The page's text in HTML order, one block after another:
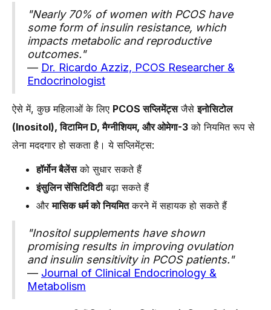
6. 🔥 सूजन (Inflammation) को कम करता है
7. ⚡ एनर्जी लेवल बढ़ाता है
🟣 PCOS के लिए सबसे असरदार सप्लिमेंट्स कौन-से हैं?
1. 🌿 Inositol – इंसुलिन कंट्रोल के लिए
2. 🐟 Omega-3 – सूजन कम करने के लिए
- 3. ☀️ Vitamin D – हॉर्मोन संतुलन के लिए
-4. 🧘‍♀️ Magnesium – स्ट्रेस कम करने के लिए
-5. 🧴 Zinc – त्वचा और बालों के लिए
6. 🦠 Probiotics – Gut Health के लिए
7. 🍃 Spearmint – एंड्रोज़न घटाने के लिए
🩺 डॉ. अंशु अग्रवाल की सलाह: PCOS को नैचुरल तरीक़े से कैसे संभालें?
🔬 PCOS में इंसुलिन रेसिस्टेंस क्यों है चिंता का कारण?
📈 1. एंड्रोजन का स्तर बढ़ाता है (Increases Androgen Production)
🩸 2. मासिक धर्म चक्र पर असर (Disrupts Menstrual Cycles)
⚖️ 3. वज़न बढ़ने और घटाने में रुकावट (Affects Weight
"Nearly 70% of women with PCOS have
some form of insulin resistance, which
impacts metabolic and reproductive
outcomes."
— Dr. Ricardo Azziz, PCOS Researcher &
Endocrinologist
ऐसे में, कुछ महिलाओं के लिए PCOS सप्लिमेंट्सजैसेइनोसिटोल
(Inositol), विटामिन D, मैग्नीशियम, और ओमेगा-3 को नियमित रूप से
लेना मददगार हो सकता है। ये सप्लिमेंट्स:
हॉर्मोन बैलेंसको सुधार सकते हैं
इंसुलिन सेंसिटिविटीबढ़ा सकते हैं
औरमासिक धर्म को नियमितकरने में सहायक हो सकते हैं
"Inositol supplements have shown
promising results in improving ovulation
and insulin sensitivity in PCOS patients."
— Journal of Clinical Endocrinology &
Metabolism